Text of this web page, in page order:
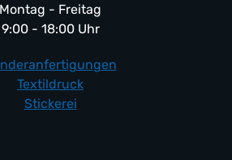
Montag - Freitag
9:00 - 18:00 Uhr
Textildruck
Stickerei